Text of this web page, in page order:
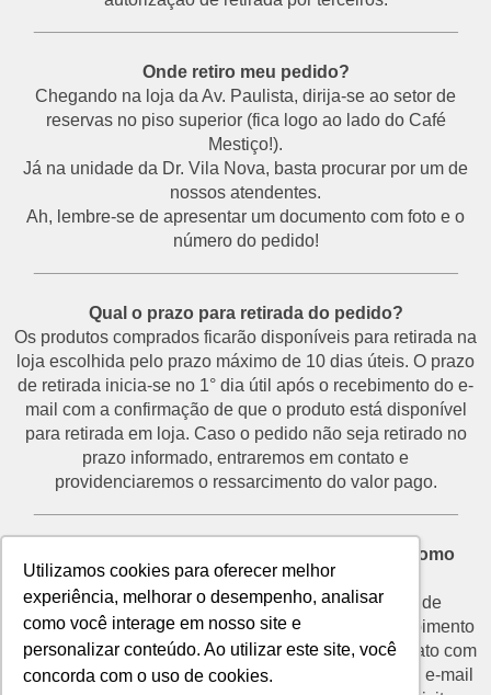
Utilizamos cookies para oferecer melhor
experiência, melhorar o desempenho, analisar
como você interage em nosso site e
personalizar conteúdo. Ao utilizar este site, você
concorda com o uso de cookies.
Onde retiro meu pedido?
Chegando na loja da Av. Paulista, dirija-se ao setor de
reservas no piso superior (fica logo ao lado do Café
Mestiço!).
Já na unidade da Dr. Vila Nova, basta procurar por um de
nossos atendentes.
Ah, lembre-se de apresentar um documento com foto e o
número do pedido!
Qual o prazo para retirada do pedido?
Os produtos comprados ficarão disponíveis para retirada na
loja escolhida pelo prazo máximo de 10 dias úteis. O prazo
de retirada inicia-se no 1° dia útil após o recebimento do e-
mail com a confirmação de que o produto está disponível
para retirada em loja. Caso o pedido não seja retirado no
prazo informado, entraremos em contato e
providenciaremos o ressarcimento do valor pago.
Desisti do pedido e não vou retirá-lo na loja. Como
proceder?
O prazo para devolução de produtos por motivo de
desistência é de até 7 dias corridos a partir do recebimento
do e-mail de confirmação de retirada. Entre em contato com
o nosso SAC através do telefone (11) 3292-2660 ou e-mail